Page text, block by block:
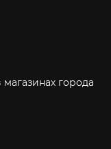
города